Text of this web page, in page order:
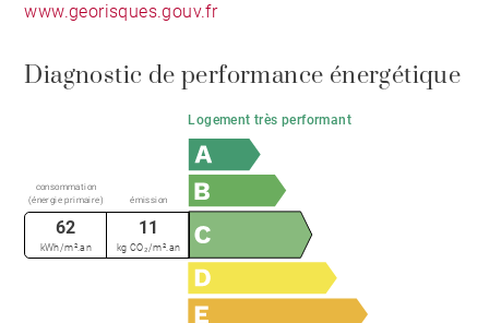
www.georisques.gouv.fr
Diagnostic de performance énergétique
Logement très performant
consommation
(énergie primaire)
émission
62
kWh/m².an
11
kg CO₂/m².an